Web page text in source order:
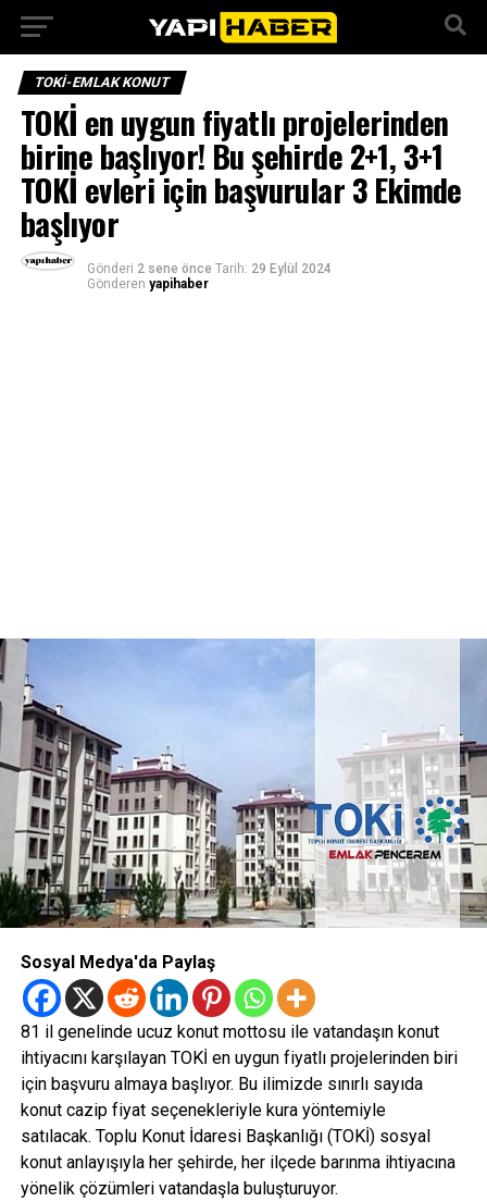
TOKI-EMLAK KONUT
TOKİ en uygun fiyatlı projelerinden
birine başlıyor! Bu şehirde 2+1, 3+1
TOKİ evleri için başvurular 3 Ekimde
başlıyor
Gönderi 2 sene önce Tarih: 29 Eylül 2024
Gönderen yapihaber
Sosyal Medya'da Paylaş
81 il genelinde ucuz konut mottosu ile vatandaşın konut
ihtiyacını karşılayan TOKİ en uygun fiyatlı projelerinden biri
için başvuru almaya başlıyor. Bu ilimizde sınırlı sayıda
konut cazip fiyat seçenekleriyle kura yöntemiyle
satılacak. Toplu Konut İdaresi Başkanlığı (TOKİ) sosyal
konut anlayışıyla her şehirde, her ilçede barınma ihtiyacına
yönelik çözümleri vatandaşla buluşturuyor.